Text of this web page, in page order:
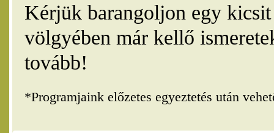
Kérjük barangoljon egy
völgyében már kellő
tovább!
*Programjaink előzetes egyeztetés után